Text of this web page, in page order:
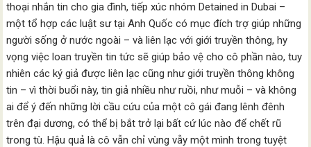
thoại nhắn tin cho gia đình, tiếp xúc nhóm Detained in Dubai –
một tổ hợp các luật sư tại Anh Quốc có mục đích trợ giúp những
người sống ở nước ngoài – và liên lạc với giới truyền thông, hy
vọng việc loan truyền tin tức sẽ giúp bảo vệ cho cô phần nào, tuy
nhiên các ký giả được liên lạc cũng như giới truyền thông không
tin – vì thời buổi này, tin giả nhiều như ruồi, như muỗi – và không
ai để ý đến những lời cầu cứu của một cô gái đang lênh đênh
trên đại dương, có thể bị bắt trở lại bất cứ lúc nào để chết rũ
trong tù. Hậu quả là cô vẫn chỉ vùng vẫy một mình trong tuyệt